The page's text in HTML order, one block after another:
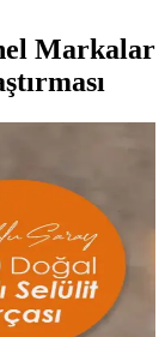
Markalar